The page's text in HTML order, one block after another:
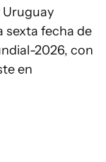
Uruguay
sexta fecha de
2026, con
en